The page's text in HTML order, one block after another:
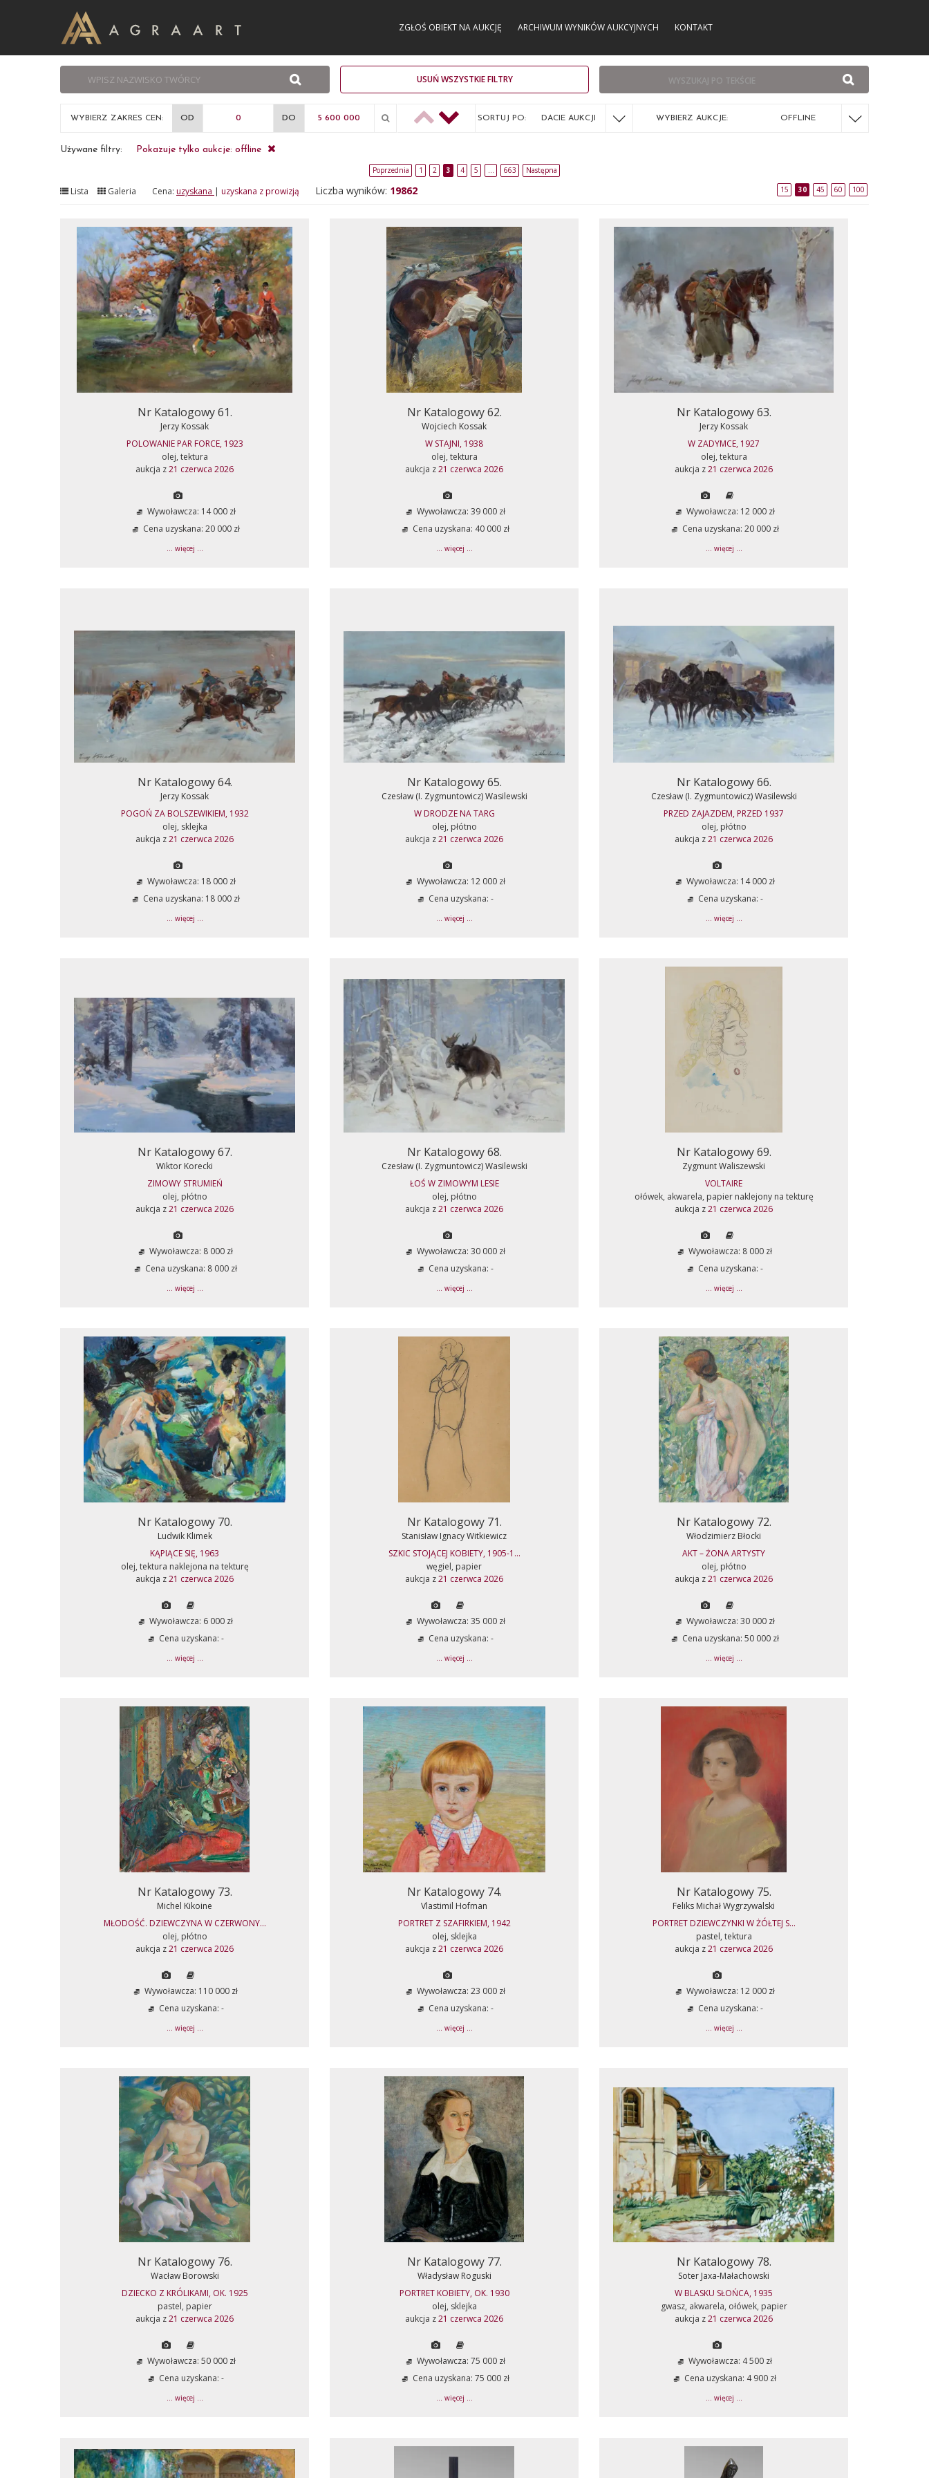
ZGŁOŚ OBIEKT NA AUKCJĘ ARCHIWUM WYNIKÓW AUKCYJNYCH KONTAKT
USUŃ WSZYSTKIE FILTRY
WYBIERZ ZAKRES CEN: OD DO SORTUJ PO: DACIE AUKCJI WYBIERZ AUKCJE: OFFLINE
Używane filtry: Pokazuje tylko aukcje: offline
Poprzednia 1 2 3 4 5 … 663 Następna
Lista Galeria Cena: uzyskana | uzyskana z prowizją Liczba wyników: 19862 15 30 45 60 100
Nr Katalogowy 61.
Jerzy Kossak
POLOWANIE PAR FORCE, 1923
olej, tektura
aukcja z21 czerwca 2026
Wywoławcza: 14 000 zł
Cena uzyskana: 20 000 zł
... więcej ...
Nr Katalogowy 62.
Wojciech Kossak
W STAJNI, 1938
olej, tektura
aukcja z21 czerwca 2026
Wywoławcza: 39 000 zł
Cena uzyskana: 40 000 zł
... więcej ...
Nr Katalogowy 63.
Jerzy Kossak
W ZADYMCE, 1927
olej, tektura
aukcja z21 czerwca 2026
Wywoławcza: 12 000 zł
Cena uzyskana: 20 000 zł
... więcej ...
Nr Katalogowy 64.
Jerzy Kossak
POGOŃ ZA BOLSZEWIKIEM, 1932
olej, sklejka
aukcja z21 czerwca 2026
Wywoławcza: 18 000 zł
Cena uzyskana: 18 000 zł
... więcej ...
Nr Katalogowy 65.
Czesław (I. Zygmuntowicz) Wasilewski
W DRODZE NA TARG
olej, płótno
aukcja z21 czerwca 2026
Wywoławcza: 12 000 zł
Cena uzyskana: -
... więcej ...
Nr Katalogowy 66.
Czesław (I. Zygmuntowicz) Wasilewski
PRZED ZAJAZDEM, PRZED 1937
olej, płótno
aukcja z21 czerwca 2026
Wywoławcza: 14 000 zł
Cena uzyskana: -
... więcej ...
Nr Katalogowy 67.
Wiktor Korecki
ZIMOWY STRUMIEŃ
olej, płótno
aukcja z21 czerwca 2026
Wywoławcza: 8 000 zł
Cena uzyskana: 8 000 zł
... więcej ...
Nr Katalogowy 68.
Czesław (I. Zygmuntowicz) Wasilewski
ŁOŚ W ZIMOWYM LESIE
olej, płótno
aukcja z21 czerwca 2026
Wywoławcza: 30 000 zł
Cena uzyskana: -
... więcej ...
Nr Katalogowy 69.
Zygmunt Waliszewski
VOLTAIRE
ołówek, akwarela, papier naklejony na tekturę
aukcja z21 czerwca 2026
Wywoławcza: 8 000 zł
Cena uzyskana: -
... więcej ...
Nr Katalogowy 70.
Ludwik Klimek
KĄPIĄCE SIĘ, 1963
olej, tektura naklejona na tekturę
aukcja z21 czerwca 2026
Wywoławcza: 6 000 zł
Cena uzyskana: -
... więcej ...
Nr Katalogowy 71.
Stanisław Ignacy Witkiewicz
SZKIC STOJĄCEJ KOBIETY, 1905-1...
węgiel, papier
aukcja z21 czerwca 2026
Wywoławcza: 35 000 zł
Cena uzyskana: -
... więcej ...
Nr Katalogowy 72.
Włodzimierz Błocki
AKT – ŻONA ARTYSTY
olej, płótno
aukcja z21 czerwca 2026
Wywoławcza: 30 000 zł
Cena uzyskana: 50 000 zł
... więcej ...
Nr Katalogowy 73.
Michel Kikoine
MŁODOŚĆ. DZIEWCZYNA W CZERWONY...
olej, płótno
aukcja z21 czerwca 2026
Wywoławcza: 110 000 zł
Cena uzyskana: -
... więcej ...
Nr Katalogowy 74.
Vlastimil Hofman
PORTRET Z SZAFIRKIEM, 1942
olej, sklejka
aukcja z21 czerwca 2026
Wywoławcza: 23 000 zł
Cena uzyskana: -
... więcej ...
Nr Katalogowy 75.
Feliks Michał Wygrzywalski
PORTRET DZIEWCZYNKI W ŻÓŁTEJ S...
pastel, tektura
aukcja z21 czerwca 2026
Wywoławcza: 12 000 zł
Cena uzyskana: -
... więcej ...
Nr Katalogowy 76.
Wacław Borowski
DZIECKO Z KRÓLIKAMI, OK. 1925
pastel, papier
aukcja z21 czerwca 2026
Wywoławcza: 50 000 zł
Cena uzyskana: -
... więcej ...
Nr Katalogowy 77.
Władysław Roguski
PORTRET KOBIETY, OK. 1930
olej, sklejka
aukcja z21 czerwca 2026
Wywoławcza: 75 000 zł
Cena uzyskana: 75 000 zł
... więcej ...
Nr Katalogowy 78.
Soter Jaxa-Małachowski
W BLASKU SŁOŃCA, 1935
gwasz, akwarela, ołówek, papier
aukcja z21 czerwca 2026
Wywoławcza: 4 500 zł
Cena uzyskana: 4 900 zł
... więcej ...